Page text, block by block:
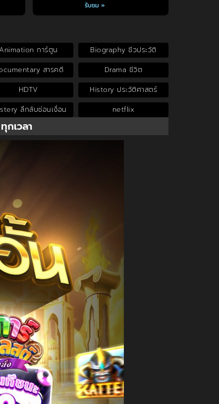
รับชม »
Animation การ์ตูน
Biography ชีวประวัติ
สารคดี
Drama ชีวิต
HDTV
History ประวัติศาสตร์
ลึกลับซ่อนเงื่อน netflix
เวลา